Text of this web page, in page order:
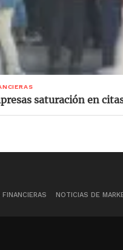
saturación en
NOTICIAS DE